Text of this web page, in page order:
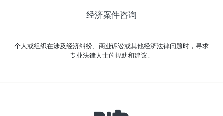
经济案件咨询
个人或组织在涉及经济纠纷、商业诉讼或其他经济法律问题时，寻求
专业法律人士的帮助和建议。